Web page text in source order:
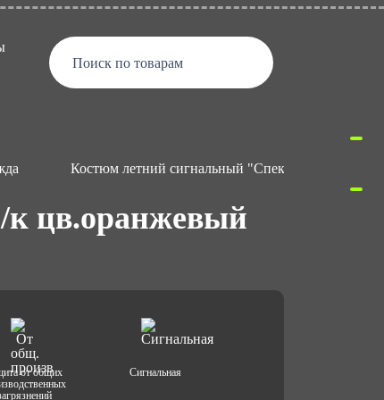
Поиск по товарам
Костюм летний сигнальный "Спектр" с п/к
цв.оранжевый
от общих
Сигнальная